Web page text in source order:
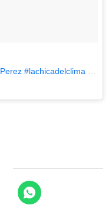
Una publicación compartida de Solci Perez #lachicadelclima (@lasobrideperez)